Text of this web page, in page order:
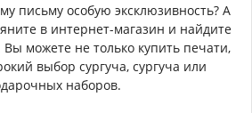
письму особую эксклюзивность? А
в интернет-магазин и найдите
можете не только купить печати,
выбор сургуча, сургуча или
наборов.